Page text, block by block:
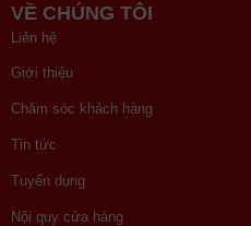
VỀ CHÚNG TÔI
Liên hệ
Giới thiệu
Chăm sóc khách hàng
Tin tức
Tuyển dụng
Nội quy cửa hàng